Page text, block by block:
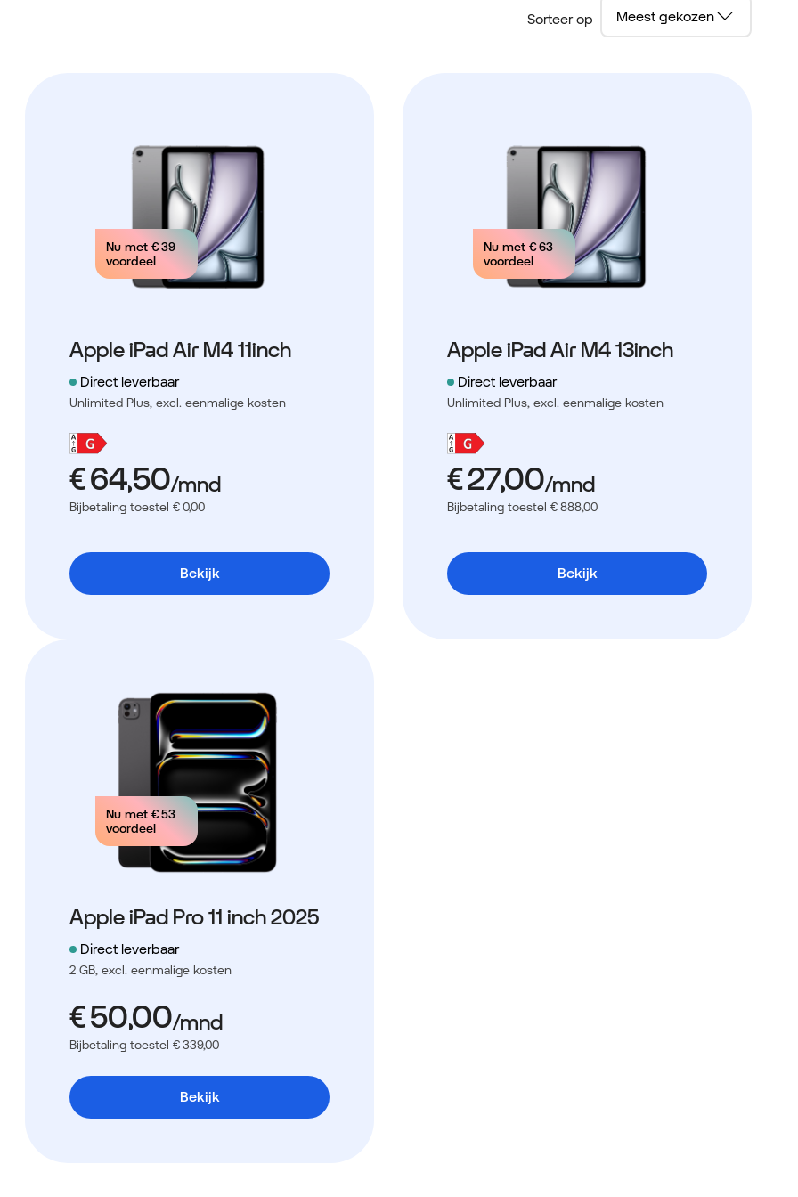
Sorteer op
Nu met € 39
voordeel
Apple iPad Air M4 11inch
Direct leverbaar
Unlimited Plus, excl. eenmalige kosten
Bijbetaling toestel € 0,00
Bekijk
Nu met € 63
voordeel
Apple iPad Air M4 13inch
Direct leverbaar
Unlimited Plus, excl. eenmalige kosten
Bijbetaling toestel € 888,00
Bekijk
Nu met € 53
voordeel
Apple iPad Pro 11 inch 2025
Direct leverbaar
2 GB, excl. eenmalige kosten
Bijbetaling toestel € 339,00
Bekijk